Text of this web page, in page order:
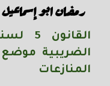
رمضان ابو إسماعيل
الضريبية
المنازعات